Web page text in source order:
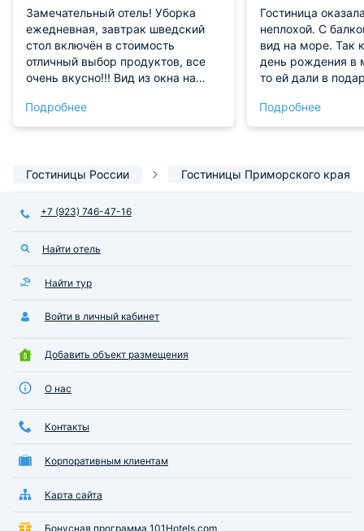
Замечательный отель! Уборка
ежедневная, завтрак шведский
стол включён в стоимость
отличный выбор продуктов, все
очень вкусно!!! Вид из окна на
Подробнее
Гостиница
неплохой. С
вид на море. Так
день рождения в
то ей дали в
такое внимание!
посещали спа-
выбрать, что
Подробнее
Гостиницы России Гостиницы Приморского края
+7 (923) 746-47-16
Найти отель
Найти тур
Войти в личный кабинет
Добавить объект размещения
О нас
Контакты
Корпоративным клиентам
Карта сайта
Бонусная программа 101Hotels.com